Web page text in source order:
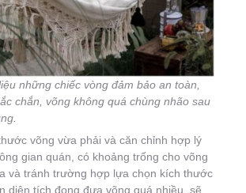
những chiếc vòng đảm bảo an toàn,
chắn, võng không quá chùng nhão sau
võng vừa phải và căn chỉnh hợp lý
gian quán, có khoảng trống cho võng
và tránh trường hợp lựa chọn kích thước
diện tích đong đưa võng quá nhiều, sẽ